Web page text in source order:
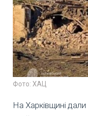
Фото: ХАЦ
На Харківщині дали